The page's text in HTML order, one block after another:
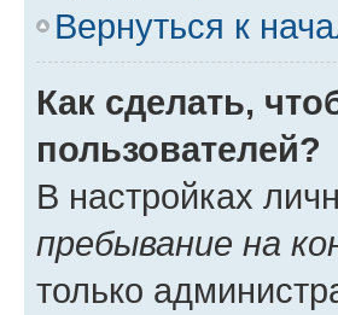
Вернуться к
Как сделать,
пользователей?
В настройках
пребывание на
только